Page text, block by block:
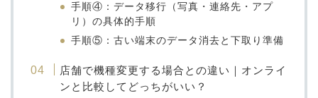
手順④：データ移行（写真・連絡先・アプ
リ）の具体的手順
手順⑤：古い端末のデータ消去と下取り準備
店舗で機種変更する場合との違い｜オンライ
ンと比較してどっちがいい？